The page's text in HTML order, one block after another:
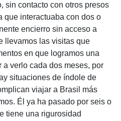
sin contacto con otros presos
que interactuaba con dos o
encierro sin acceso a
llevamos las visitas que
en que logramos una
verlo cada dos meses, por
situaciones de índole de
viajar a Brasil más
Él ya ha pasado por seis o
tiene una rigurosidad